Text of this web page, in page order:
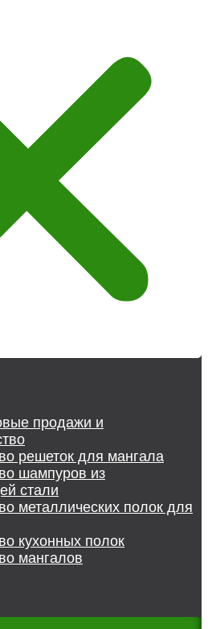
продажи и
решеток для мангала
шампуров из
стали
металлических полок для
кухонных полок
мангалов